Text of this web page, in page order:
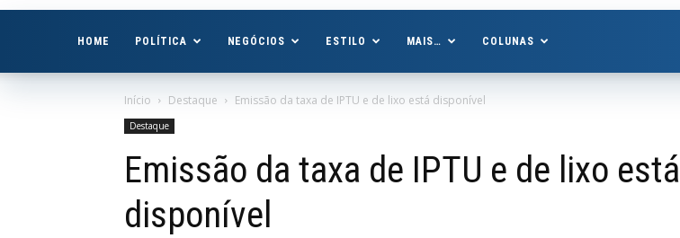
HOME POLÍTICA NEGÓCIOS ESTILO MAIS… COLUNAS
Início Destaque Emissão da taxa de IPTU e de lixo está disponível
Destaque
Emissão da taxa de IPTU e de lixo está
disponível